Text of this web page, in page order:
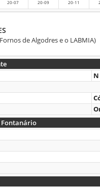
20-07 20-09 20-11
de Algodres e o LABMIA)
Fontanário